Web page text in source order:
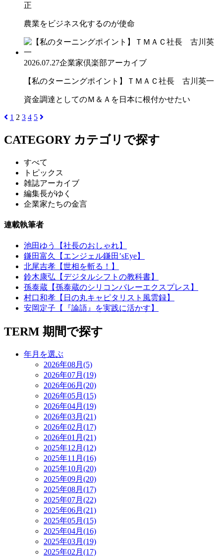
正
農業をビジネス化するのが使命
2026.07.27企業家倶楽部アーカイブ
【私のターニングポイント】ＴＭＡＣ社長 古川英一
資金調達としてのＭ＆Ａを日本に根付かせたい
1 2 3 4 5
CATEGORY カテゴリで探す
すべて
トピックス
雑誌アーカイブ
編集長がゆく
企業家たちの金言
連載執筆者
池田ゆう【社長のおしゃれ】
鎌田富久【エンジェル鎌田’sEye】
北尾吉孝【世相を斬る！】
鈴木康弘【デジタルシフトの教科書】
孫泰蔵【孫泰蔵のシリコンバレーエクスプレス】
村口和孝【日の丸キャピタリスト風雲録】
安岡定子【『論語』を実践に活かす】
TERM 期間で探す
年月を選ぶ
2026年08月(5)
2026年07月(19)
2026年06月(20)
2026年05月(15)
2026年04月(19)
2026年03月(21)
2026年02月(17)
2026年01月(21)
2025年12月(12)
2025年11月(16)
2025年10月(20)
2025年09月(20)
2025年08月(17)
2025年07月(22)
2025年06月(21)
2025年05月(15)
2025年04月(16)
2025年03月(19)
2025年02月(17)